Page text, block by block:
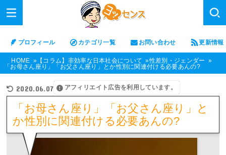
プロフィール カテゴリ一覧 お問い合わせ 更新情報
HOME 【コラム】非効率な日本社会について
性差別・ジェンダー
「お母さん座り」「お父さん座り」とか性別に関連付ける必要あんの?
2020.06.07 アフィリエイト広告を利用しています。
「お母さん座り」「お父さん座り」と
か性別に関連付ける必要あんの?